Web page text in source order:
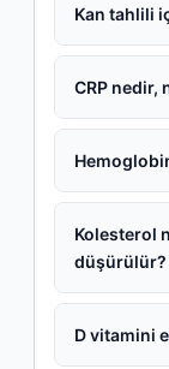
Kan tahlili
CRP nedir,
Kolesterol
düşürülür?
D vitamini